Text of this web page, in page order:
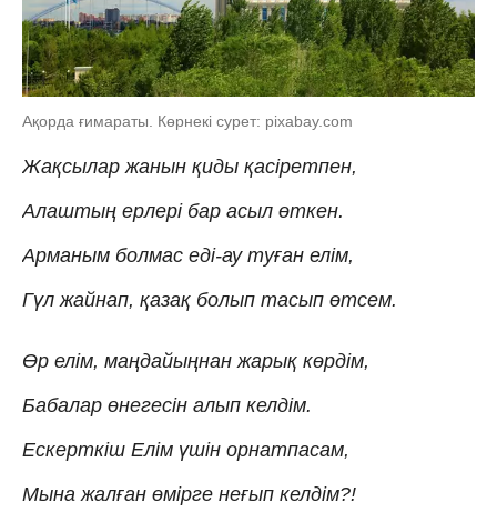
Ақорда ғимараты. Көрнекі сурет: pixabay.com
Жақсылар жанын қиды қасіретпен,
Алаштың ерлері бар асыл өткен.
Арманым болмас еді-ау туған елім,
Гүл жайнап, қазақ болып тасып өтсем.
Өр елім, маңдайыңнан жарық көрдім,
Бабалар өнегесін алып келдім.
Ескерткіш Елім үшін орнатпасам,
Мына жалған өмірге неғып келдім?!